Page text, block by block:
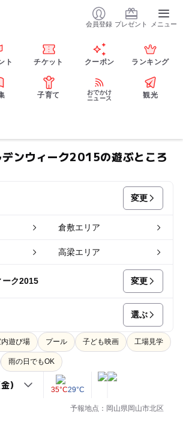
会員登録 プレゼント メニュー
ト チケット クーポン ランキング
子育て
おでかけ
ニュース
観光
ンウィーク2015の遊ぶところ
変更
倉敷エリア
高梁エリア
ーク2015 変更
選ぶ
遊び場 プール 子ども映画 工場見学
雨の日でもOK
35°C29°C
予報地点：岡山県岡山市北区